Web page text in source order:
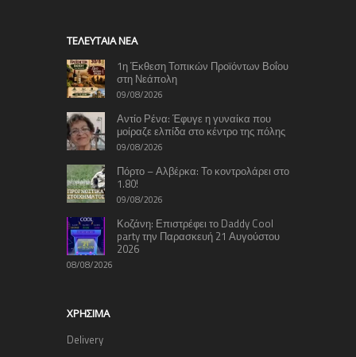
TΕΛΕΥΤΑΊΑ ΝΈΑ
1η Έκθεση Τοπικών Προϊόντων Βοΐου
στη Νεάπολη
09/08/2026
Αντίο Ρένα: Έφυγε η γυναίκα που
μοίραζε ελπίδα στο κέντρο της πόλης
09/08/2026
Πόρτο – Αλβέρκα: Το κοντρολάρει στο
1.80!
09/08/2026
Κοζάνη: Επιστρέφει το Daddy Cool
party την Παρασκευή 21 Αυγούστου
2026
08/08/2026
ΧΡΉΣΙΜΑ
Delivery